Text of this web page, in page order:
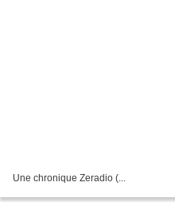
Une chronique Zeradio (...